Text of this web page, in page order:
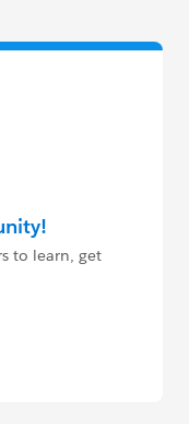
to learn, get